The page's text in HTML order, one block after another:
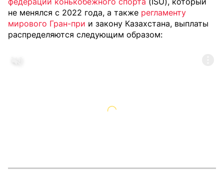
не менялся с 2022 года, а также регламенту
мирового Гран-при и закону Казахстана, выплаты
распределяются следующим образом: